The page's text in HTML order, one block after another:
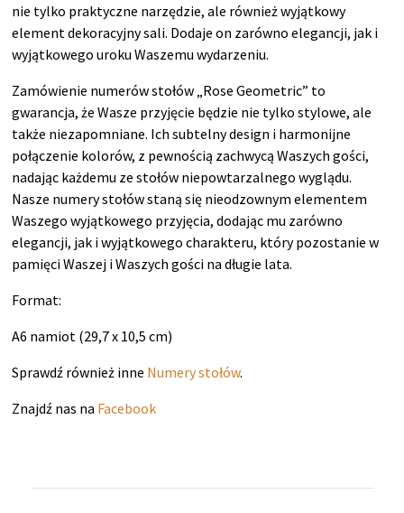
nie tylko praktyczne narzędzie, ale również wyjątkowy
element dekoracyjny sali. Dodaje on zarówno elegancji, jak i
wyjątkowego uroku Waszemu wydarzeniu.
Zamówienie numerów stołów „Rose Geometric” to
gwarancja, że Wasze przyjęcie będzie nie tylko stylowe, ale
także niezapomniane. Ich subtelny design i harmonijne
połączenie kolorów, z pewnością zachwycą Waszych gości,
nadając każdemu ze stołów niepowtarzalnego wyglądu.
Nasze numery stołów staną się nieodzownym elementem
Waszego wyjątkowego przyjęcia, dodając mu zarówno
elegancji, jak i wyjątkowego charakteru, który pozostanie w
pamięci Waszej i Waszych gości na długie lata.
Format:
A6 namiot (29,7 x 10,5 cm)
Sprawdź również inne Numery stołów.
Znajdź nas na Facebook